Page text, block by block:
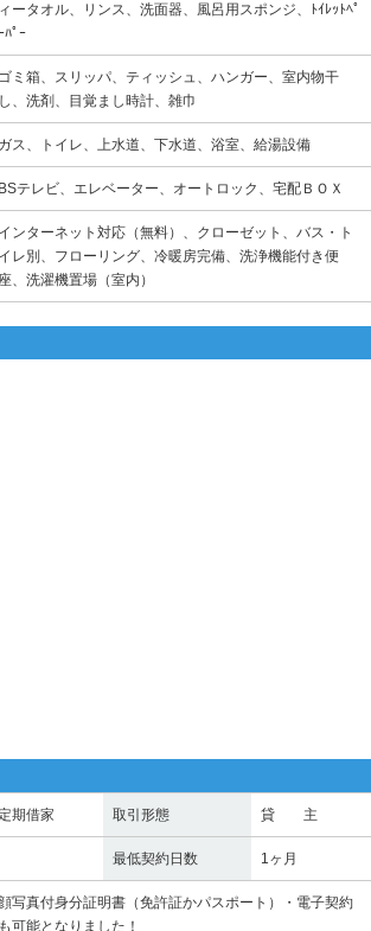
ィータオル、リンス、洗面器、風呂用スポンジ、ﾄｲﾚｯﾄﾍﾟ
ﾊﾟｰ
ゴミ箱、スリッパ、ティッシュ、ハンガー、室内物干
し、洗剤、目覚まし時計、雑巾
ガス、トイレ、上水道、下水道、浴室、給湯設備
BSテレビ、エレベーター、オートロック、宅配ＢＯＸ
インターネット対応（無料）、クローゼット、バス・ト
イレ別、フローリング、冷暖房完備、洗浄機能付き便
座、洗濯機置場（室内）
定期借家 取引形態 貸 主
最低契約日数 1ヶ月
顔写真付身分証明書（免許証かパスポート）・電子契約
も可能となりました！